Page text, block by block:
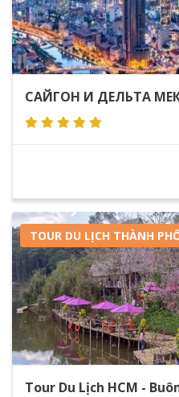
САЙГОН И ДЕЛЬТА
TOUR DU LỊCH THÀNH
Tour Du Lịch HCM -